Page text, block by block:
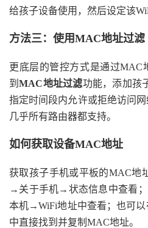
给孩子设备使用，然后设定该
方法三：使用MAC地址过滤
更底层的管控方式是通过MAC
到MAC地址过滤功能，添加孩
指定时间段内允许或拒绝访问网
几乎所有路由器都支持。
如何获取设备MAC地址
获取孩子手机或平板的MAC地
→关于手机→状态信息中查看
本机→WiFi地址中查看；也可
中直接找到并复制MAC地址。